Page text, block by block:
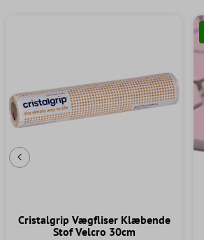
Forrige dias
Cristalgrip Vægfliser Klæbende
Stof Velcro 30cm